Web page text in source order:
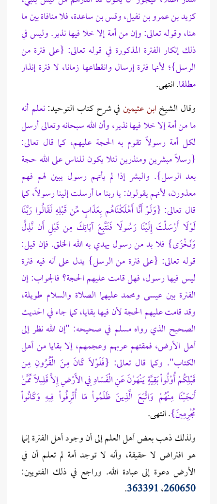
كزيد بن عمرو بن نفيل، وقس بن ساعدة، فلا منافاة بين ما
هنا، وقوله تعالى: وإن من أمة إلا خلا فيها نذير. وليس في
ذلك إنكار الفترة المذكورة في قوله تعالى: {على فترة من
الرسل}؛ لأنها فترة إرسال وانقطاعها زمانا، لا فترة إنذار
مطلقا. انتهى.
وقال الشيخابن عثيمينفي شرح كتاب التوحيد:نعلم أنه
ما من أمة إلا خلا فيها نذير، وأن الله سبحانه وتعالى أرسل
لكل أمة رسولاً تقوم به الحجة عليهم، كما قال تعالى:
{رسلاً مبشرين ومنذرين لئلا يكون للناس على الله حجة
بعد الرسل}. والبشر إذا لم يأتهم رسول يبين لهم فهم
معذورن، لأنهم يقولون: يا ربنا ما أرسلت إلينا رسولاً، كما
قال تعالى: {وَلَوْ أَنَّا أَهْلَكْنَاهُم بِعَذَابٍ مِّن قَبْلِهِ لَقَالُوا رَبَّنَا
لَوْلَا أَرْسَلْتَ إِلَيْنَا رَسُولًا فَنَتَّبِعَ آيَاتِكَ مِن قَبْلِ أَن نَّذِلَّ
وَنَخْزَى} فلا بد من رسول يهدي به الله الخلق. فإن قيل:
قوله تعالى: {على فترة من الرسل} يدل على أنه فيه فترة
ليس فيها رسول، فهل قامت عليهم الحجة؟ فالجواب: إن
الفترة بين عيسى ومحمد عليهما الصلاة والسلام طويلة،
وقد قامت عليهم الحجة لأن فيها بقايا، كما جاء في الحديث
الصحيح الذي رواه مسلم في صحيحه: "إن الله نظر إلى
أهل الأرض، فمقتهم عربهم وعجمهم، إلا بقايا من أهل
الكتاب". وكما قال تعالى: {فَلَوْلاَ كَانَ مِنَ الْقُرُونِ مِن
قَبْلِكُمْ أُوْلُواْ بَقِيَّةٍ يَنْهَوْنَ عَنِ الْفَسَادِ فِي الأَرْضِ إِلاَّ قَلِيلاً مِّمَّنْ
أَنجَيْنَا مِنْهُمْ وَاتَّبَعَ الَّذِينَ ظَلَمُواْ مَا أُتْرِفُواْ فِيهِ وَكَانُواْ
مُجْرِمِينَ}. انتهى.
ولذلك ذهب بعض أهل العلم إلى أن وجود أهل الفترة إنما
هو افتراض لا حقيقة، وأنه لا توجد أمة لم تعلم أن في
الأرض دعوة إلى عبادة الله. وراجع في ذلك الفتويين:
260650،363391
.